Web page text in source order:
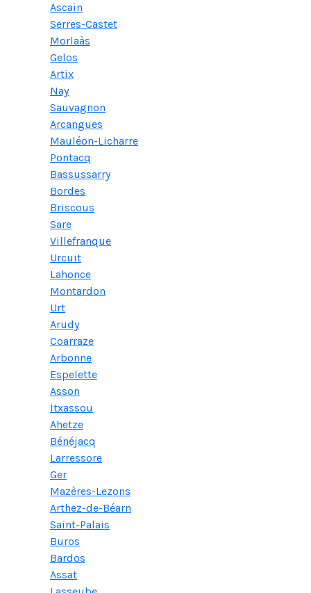
Ascain
Serres-Castet
Morlaàs
Gelos
Artix
Nay
Sauvagnon
Arcangues
Mauléon-Licharre
Pontacq
Bassussarry
Bordes
Briscous
Sare
Villefranque
Urcuit
Lahonce
Montardon
Urt
Arudy
Coarraze
Arbonne
Espelette
Asson
Itxassou
Ahetze
Bénéjacq
Larressore
Ger
Mazères-Lezons
Arthez-de-Béarn
Saint-Palais
Buros
Bardos
Assat